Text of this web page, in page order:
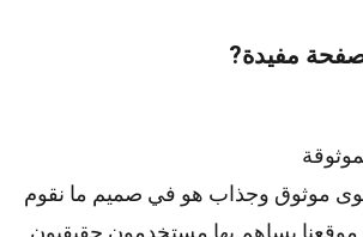
مفيدة?
موثوق وجذاب هو في صميم ما نقوم
يساهم بها مستخدمون حقيقيون